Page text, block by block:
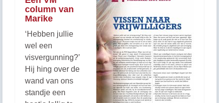
column van
Marike
‘Hebben jullie
wel een
visvergunning?’
Hij hing over de
wand van ons
standje een